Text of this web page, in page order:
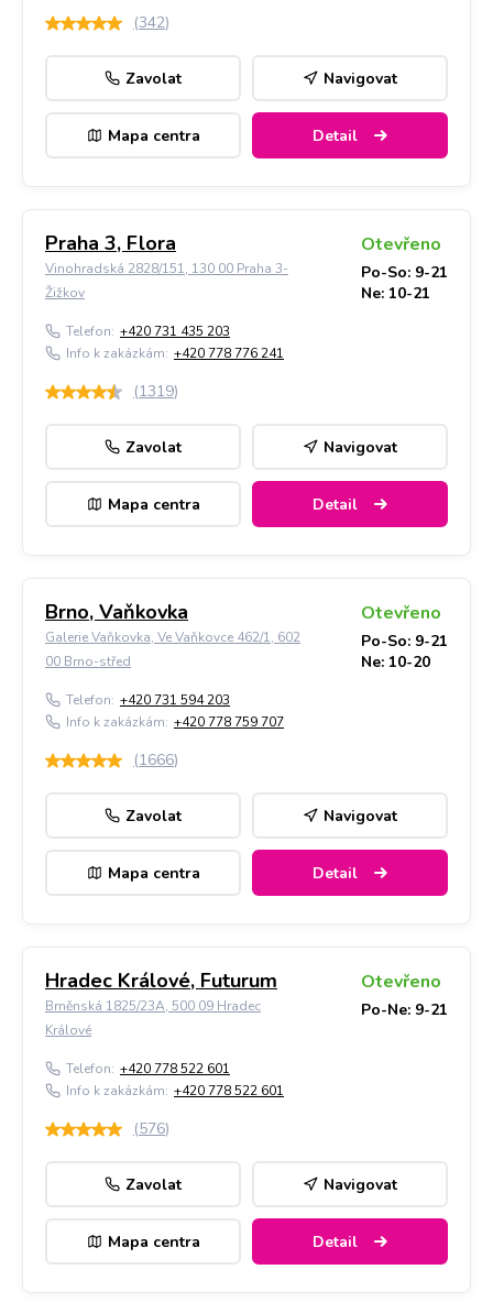
(342)
Zavolat Navigovat
Mapa centra Detail
Praha 3, Flora
Vinohradská 2828/151, 130 00 Praha 3-
Žižkov
Otevřeno
Po-So: 9-21
Ne: 10-21
Telefon: +420 731 435 203
Info k zakázkám: +420 778 776 241
(1319)
Zavolat Navigovat
Mapa centra Detail
Brno, Vaňkovka
Galerie Vaňkovka, Ve Vaňkovce 462/1, 602
00 Brno-střed
Otevřeno
Po-So: 9-21
Ne: 10-20
Telefon: +420 731 594 203
Info k zakázkám: +420 778 759 707
(1666)
Zavolat Navigovat
Mapa centra Detail
Hradec Králové, Futurum
Brněnská 1825/23A, 500 09 Hradec
Králové
Otevřeno
Po-Ne: 9-21
Telefon: +420 778 522 601
Info k zakázkám: +420 778 522 601
(576)
Zavolat Navigovat
Mapa centra Detail